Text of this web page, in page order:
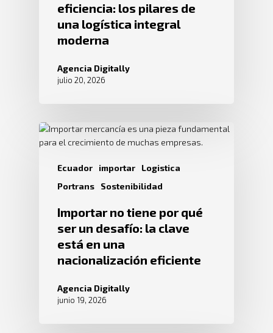
eficiencia: los pilares de
una logística integral
moderna
Agencia Digitally
julio 20, 2026
Ecuador importar
Logistica
Portrans
Sostenibilidad
Importar no tiene por qué
ser un desafío: la clave
está en una
nacionalización eficiente
Agencia Digitally
junio 19, 2026